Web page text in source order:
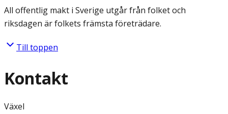
All offentlig makt i Sverige utgår från folket och
riksdagen är folkets främsta företrädare.
Till toppen
Kontakt
Växel